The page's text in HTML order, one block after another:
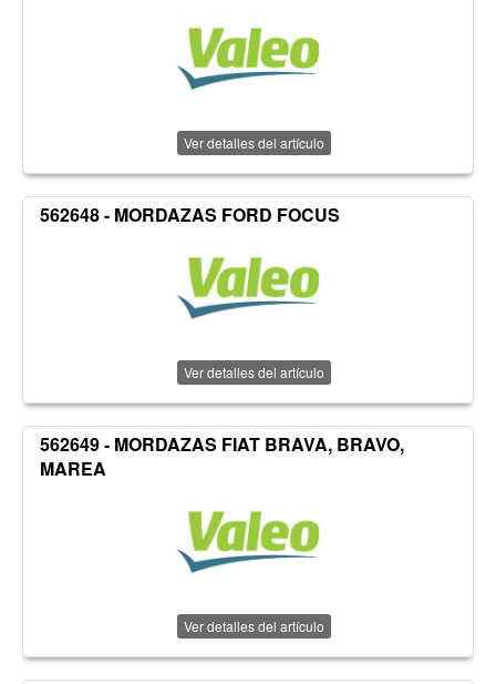
Ver detalles del artículo
562648 - MORDAZAS FORD FOCUS
Ver detalles del artículo
562649 - MORDAZAS FIAT BRAVA, BRAVO,
MAREA
Ver detalles del artículo